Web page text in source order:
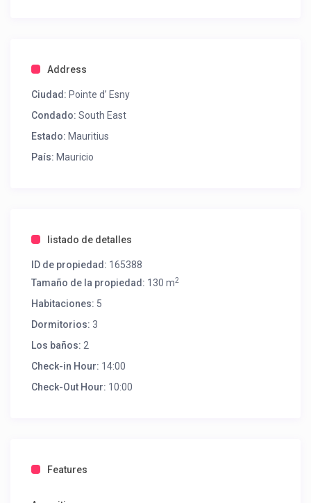
Address
Ciudad: Pointe d’ Esny
Condado: South East
Estado: Mauritius
País: Mauricio
listado de detalles
ID de propiedad: 165388
Tamaño de la propiedad: 130 m2
Habitaciones: 5
Dormitorios: 3
Los baños: 2
Check-in Hour: 14:00
Check-Out Hour: 10:00
Features